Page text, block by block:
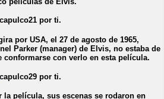
por USA, el 27 de agosto de 1965,
Parker (manager) de Elvis, no estaba de
con verlo en esta película.
la película, sus escenas se rodaron en